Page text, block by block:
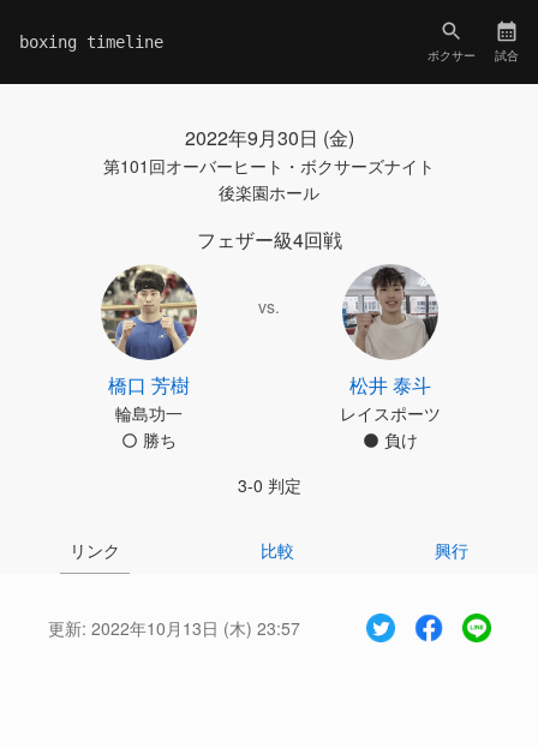
boxing timeline
ボクサー 試合
2022年9月30日 (金)
第101回オーバーヒート・ボクサーズナイト
後楽園ホール
フェザー級4回戦
橋口 芳樹
輪島功一
勝ち
vs.
松井 泰斗
レイスポーツ
負け
3-0 判定
リンク 比較 興行
更新: 2022年10月13日 (木) 23:57